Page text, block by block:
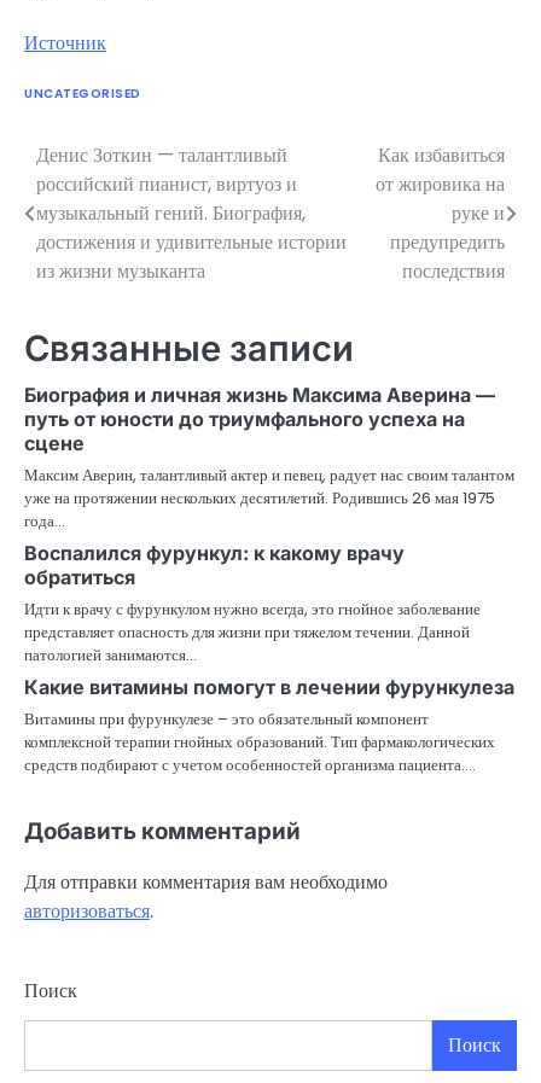
Источник
UNCATEGORISED
Навигация
по
записям
Денис Зоткин — талантливый
российский пианист, виртуоз и
музыкальный гений. Биография,
достижения и удивительные истории
из жизни музыканта
Как избавиться
от жировика на
руке и
предупредить
последствия
Связанные записи
Биография и личная жизнь Максима Аверина —
путь от юности до триумфального успеха на
сцене
Максим Аверин, талантливый актер и певец, радует нас своим талантом
уже на протяжении нескольких десятилетий. Родившись 26 мая 1975
года…
Воспалился фурункул: к какому врачу
обратиться
Идти к врачу с фурункулом нужно всегда, это гнойное заболевание
представляет опасность для жизни при тяжелом течении. Данной
патологией занимаются…
Какие витамины помогут в лечении фурункулеза
Витамины при фурункулезе – это обязательный компонент
комплексной терапии гнойных образований. Тип фармакологических
средств подбирают с учетом особенностей организма пациента.…
Добавить комментарий
Для отправки комментария вам необходимо
авторизоваться.
Поиск
Поиск